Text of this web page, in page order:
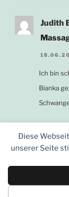
Diese
unserer Seite
Judith
Ich bin
Bianka